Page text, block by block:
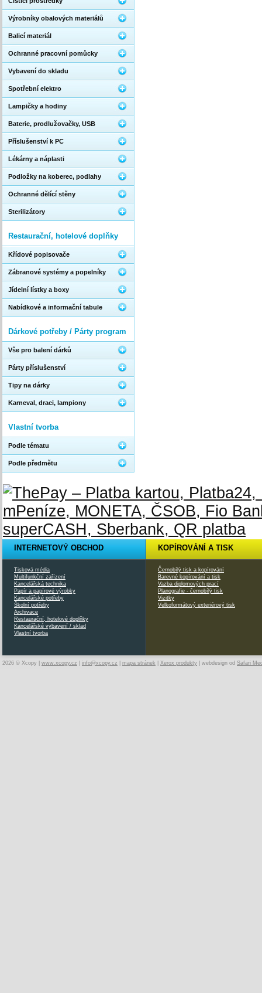
Výrobníky obalových materiálů
Balicí materiál
Ochranné pracovní pomůcky
Vybavení do skladu
Spotřební elektro
Lampičky a hodiny
Baterie, prodlužovačky, USB
Příslušenství k PC
Lékárny a náplasti
Podložky na koberec, podlahy
Ochranné dělící stěny
Sterilizátory
Restaurační, hotelové doplňky
Křídové popisovače
Zábranové systémy a popelníky
Jídelní lístky a boxy
Nabídkové a informační tabule
Dárkové potřeby / Párty program
Vše pro balení dárků
Párty příslušenství
Tipy na dárky
Karneval, draci, lampiony
Vlastní tvorba
Podle tématu
Podle předmětu
INTERNETOVÝ OBCHOD
Tisková média
Multifunkční zařízení
Kancelářská technika
Papír a papírové výrobky
Kancelářské potřeby
Školní potřeby
Archivace
Restaurační, hotelové doplňky
Kancelářské vybavení / sklad
Vlastní tvorba
KOPÍROVÁNÍ A TISK
Černobílý tisk a kopírování
Barevné kopírování a tisk
Vazba diplomových prací
Planografie - černobílý tisk
Vizitky
Velkoformátový exteriérový tisk
2026 © Xcopy | www.xcopy.cz info@xcopy.cz mapa stránek Xerox produkty | webdesign od Safari